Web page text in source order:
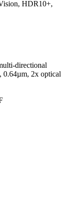
HDR10+,
directional
0.64µm, 2x optical